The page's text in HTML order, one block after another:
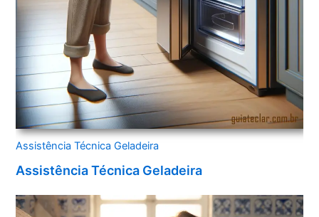
Assistência Técnica Geladeira
Assistência Técnica Geladeira